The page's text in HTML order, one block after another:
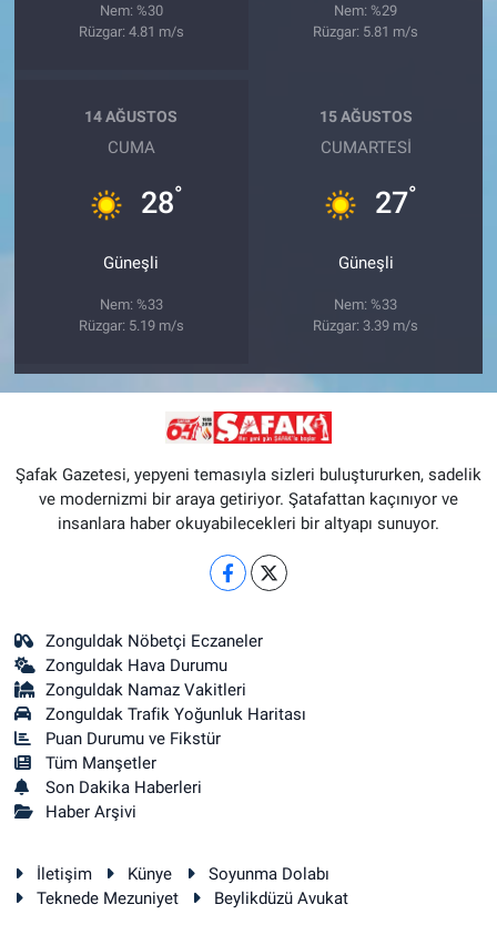
Nem: %30
Rüzgar: 4.81 m/s
Nem: %29
Rüzgar: 5.81 m/s
14 AĞUSTOS
CUMA
28°
Güneşli
Nem: %33
Rüzgar: 5.19 m/s
15 AĞUSTOS
CUMARTESI
27°
Güneşli
Nem: %33
Rüzgar: 3.39 m/s
Şafak Gazetesi, yepyeni temasıyla sizleri buluştururken, sadelik
ve modernizmi bir araya getiriyor. Şatafattan kaçınıyor ve
insanlara haber okuyabilecekleri bir altyapı sunuyor.
Zonguldak Nöbetçi Eczaneler
Zonguldak Hava Durumu
Zonguldak Namaz Vakitleri
Zonguldak Trafik Yoğunluk Haritası
Puan Durumu ve Fikstür
Tüm Manşetler
Son Dakika Haberleri
Haber Arşivi
İletişim Künye
Soyunma Dolabı
Teknede Mezuniyet
Beylikdüzü Avukat